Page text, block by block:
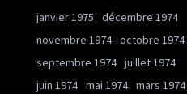
janvier 1975
décembre 1974
novembre 1974 octobre 1974
septembre 1974 juillet 1974
juin 1974 mai 1974 mars 1974